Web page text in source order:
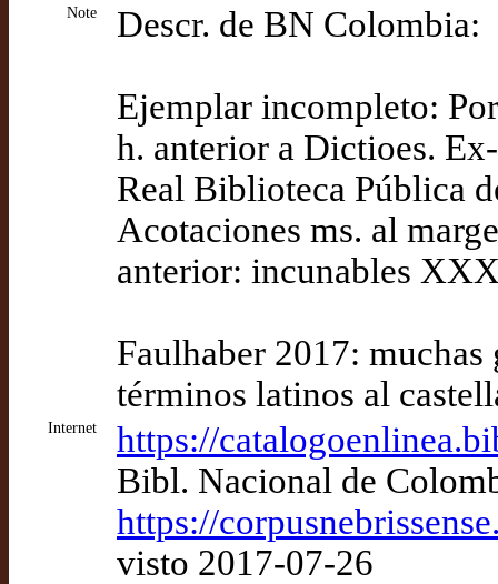
Note Descr. de BN Colombia:
Ejemplar incompleto:
h. anterior a Dictioes.
Real Biblioteca Pública
Acotaciones ms. al
anterior: incunables
Faulhaber 2017:
términos latinos al
Internet
https://
Bibl. Nacional de
https://
visto 2017-07-26